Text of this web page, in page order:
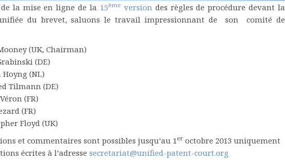
de la mise en ligne de la 15ème version des règles de procédure devant la
du brevet, saluons le travail impressionnant de son comité de
(UK, Chairman)
(DE)
(NL)
Tilmann (DE)
(FR)
(FR)
Floyd (UK)
et commentaires sont possibles jusqu’au 1 er octobre 2013 uniquement
écrites à l’adresse secretariat@unified-patent-court.org